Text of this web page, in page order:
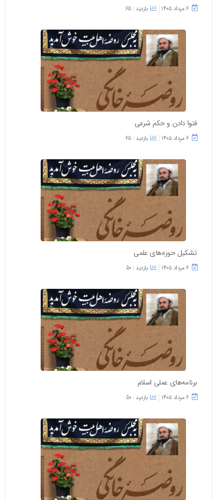
۶ مرداد ۱۴۰۵ بازدید : 65
فتوا دادن و حکم شرعی
۶ مرداد ۱۴۰۵ بازدید : 65
تشکیل حوزه‌های علمی
۶ مرداد ۱۴۰۵ بازدید : 50
برنامه‌های عملی اسلام
۶ مرداد ۱۴۰۵ بازدید : 50